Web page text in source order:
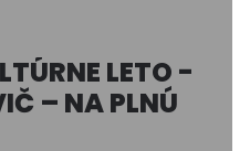
LETO -
– NA PLNÚ